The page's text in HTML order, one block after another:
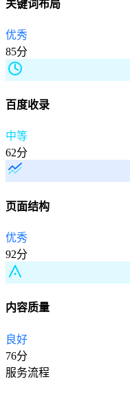
关键词布局
优秀
85分
百度收录
中等
62分
页面结构
优秀
92分
内容质量
良好
76分
服务流程